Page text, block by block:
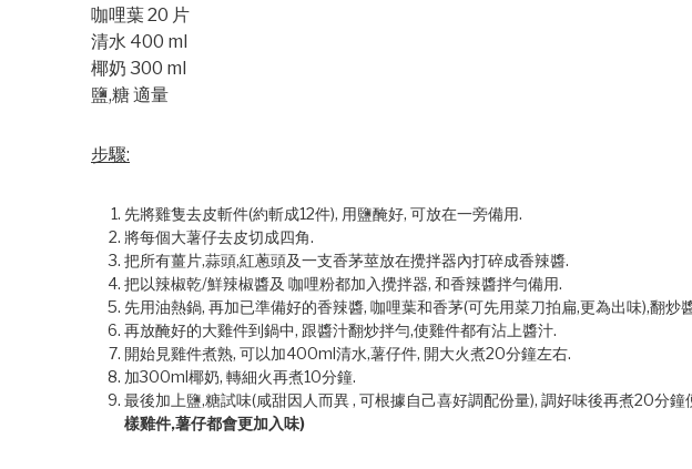
咖哩葉 20 片
清水 400 ml
椰奶 300 ml
鹽,糖 適量
步驟:
先將雞隻去皮斬件(約斬成12件), 用鹽醃好, 可放在一旁備用.
將每個大薯仔去皮切成四角.
把所有薑片,蒜頭,紅蔥頭及一支香茅莖放在攪拌器內打碎成香辣醬.
把以辣椒乾/鮮辣椒醬及 咖哩粉都加入攪拌器, 和香辣醬拌勻備用.
先用油熱鍋, 再加已準備好的香辣醬, 咖哩葉和香茅(可先用菜刀拍扁,更為出味),翻炒
再放醃好的大雞件到鍋中, 跟醬汁翻炒拌勻,使雞件都有沾上醬汁.
開始見雞件煮熟, 可以加400ml清水,薯仔件, 開大火煮20分鐘左右.
加300ml椰奶, 轉細火再煮10分鐘.
最後加上鹽,糖試味(咸甜因人而異 , 可根據自己喜好調配份量), 調好味後再煮20分鐘
樣雞件,薯仔都會更加入味)